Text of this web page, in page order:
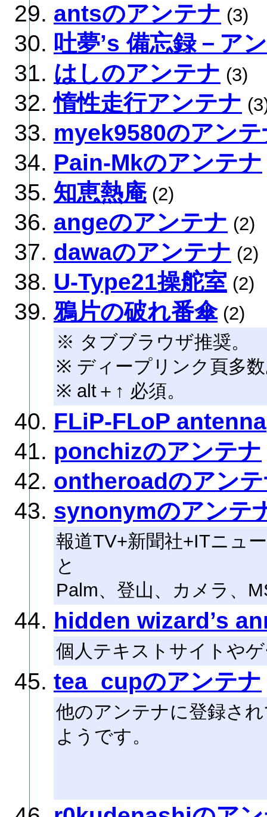
antsのアンテナ (3)
吐夢’s 備忘録－ア
はしのアンテナ (3)
惰性走行アンテナ
myek9580のアンテ
Pain-Mkのアンテナ
知恵熱庵(2)
angeのアンテナ (2)
dawaのアンテナ (2)
U-Type21操舵室 (2)
鴉片の破れ番傘(2)
※ タブブラウザ推奨。
※ ディープリンク頁多
※ alt＋↑ 必須。
FLiP-FLoP antenna
ponchizのアンテナ
ontheroadのアン
synonymのアンテ
報道TV+新聞社+ITニュ
と
Palm、登山、カメラ、
hidden wizard’s
個人テキストサイトや
tea_cupのアンテナ
他のアンテナに登録さ
ようです。